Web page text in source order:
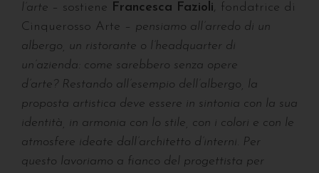
l’arte – sostiene Francesca Fazioli, fondatrice di
Cinquerosso Arte – pensiamo all’arredo di un
albergo, un ristorante o l’headquarter di
un’azienda: come sarebbero senza opere
d’arte? Restando all’esempio dell’albergo, la
proposta artistica deve essere in sintonia con la sua
identità, in armonia con lo stile, con i colori e con le
atmosfere ideate dall’architetto d’interni. Per
questo lavoriamo a fianco del progettista per